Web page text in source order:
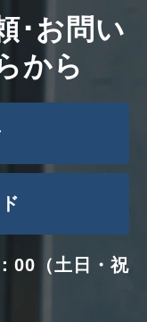
･お問い
から
00（土日・祝